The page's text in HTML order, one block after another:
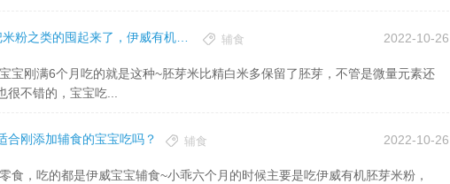
2022-10-26
辅食
不错的，宝宝吃...
合刚添加辅食的宝宝吃吗？ 2022-10-26
辅食